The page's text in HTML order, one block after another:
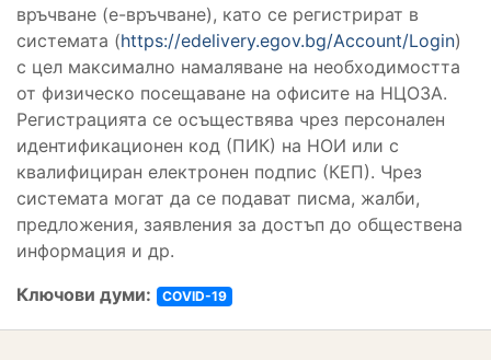
връчване (е-връчване), като се регистрират в
системата (https://edelivery.egov.bg/Account/Login)
с цел максимално намаляване на необходимостта
от физическо посещаване на офисите на НЦОЗА.
Регистрацията се осъществява чрез персонален
идентификационен код (ПИК) на НОИ или с
квалифициран електронен подпис (КЕП). Чрез
системата могат да се подават писма, жалби,
предложения, заявления за достъп до обществена
информация и др.
Ключови думи:
COVID-19